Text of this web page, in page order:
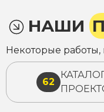
НАШИ
Некоторые работы,
62